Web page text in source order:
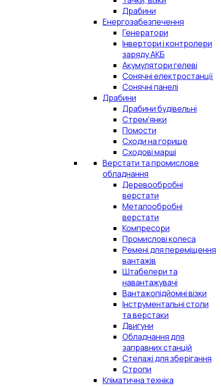
Драбини
Енергозабезпечення
Генератори
Інвертори і контролери
заряду АКБ
Акумулятори гелеві
Сонячні електростанції
Сонячні панелі
Драбини
Драбини будівельні
Стрем'янки
Помости
Сходи на горище
Сходові марші
Верстати та промислове
обладнання
Деревообробні
верстати
Металообробні
верстати
Компресори
Промислові колеса
Ремені для переміщення
вантажів
Штабелери та
навантажувачі
Вантажопідйомні візки
Інструментальні столи
та верстаки
Двигуни
Обладнання для
заправних станцій
Стелажі для зберігання
Стропи
Кліматична техніка